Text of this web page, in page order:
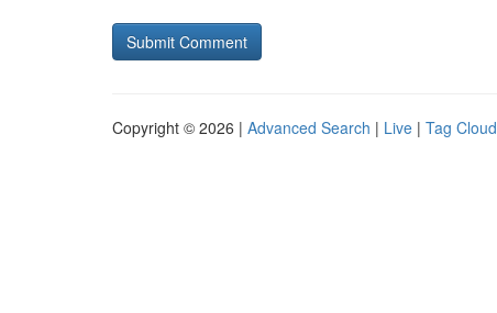
Copyright © 2026 | Advanced Search | Live | Tag Cloud